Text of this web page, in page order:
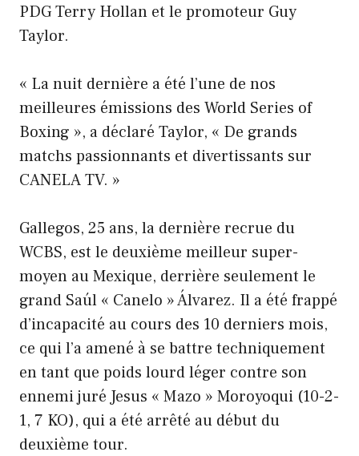
PDG Terry Hollan et le promoteur Guy
Taylor.
« La nuit dernière a été l’une de nos
meilleures émissions des World Series of
Boxing », a déclaré Taylor, « De grands
matchs passionnants et divertissants sur
CANELA TV. »
Gallegos, 25 ans, la dernière recrue du
WCBS, est le deuxième meilleur super-
moyen au Mexique, derrière seulement le
grand Saúl « Canelo » Álvarez. Il a été frappé
d’incapacité au cours des 10 derniers mois,
ce qui l’a amené à se battre techniquement
en tant que poids lourd léger contre son
ennemi juré Jesus « Mazo » Moroyoqui (10-2-
1, 7 KO), qui a été arrêté au début du
deuxième tour.